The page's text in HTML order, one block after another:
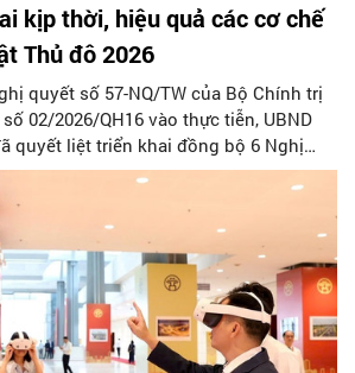
kịp thời, hiệu quả các cơ chế
Thủ đô 2026
quyết số 57-NQ/TW của Bộ Chính trị
02/2026/QH16 vào thực tiễn, UBND
quyết liệt triển khai đồng bộ 6 Nghị
HĐND Thành phố. Đợt triển khai này
cùng hệ thống giải pháp toàn diện
cơ chế đặc thù, tạo động lực bứt phá
công nghệ, đổi mới sáng tạo và
bàn Thủ đô.